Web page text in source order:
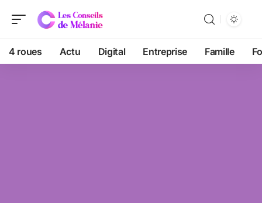
4 roues Actu Digital Entreprise Famille